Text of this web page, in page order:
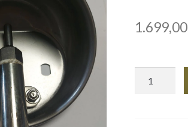
1.699,00